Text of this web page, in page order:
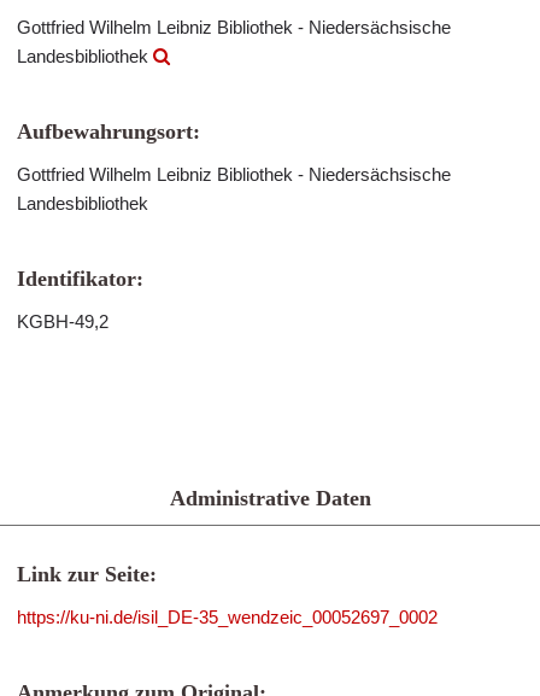
Gottfried Wilhelm Leibniz Bibliothek - Niedersächsische
Landesbibliothek
Aufbewahrungsort:
Gottfried Wilhelm Leibniz Bibliothek - Niedersächsische
Landesbibliothek
Identifikator:
KGBH-49,2
Administrative Daten
Link zur Seite:
https://ku-ni.de/isil_DE-35_wendzeic_00052697_0002